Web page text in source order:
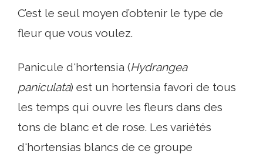
C’est le seul moyen d’obtenir le type de
fleur que vous voulez.
Panicule d'hortensia (Hydrangea
paniculata) est un hortensia favori de tous
les temps qui ouvre les fleurs dans des
tons de blanc et de rose. Les variétés
d'hortensias blancs de ce groupe